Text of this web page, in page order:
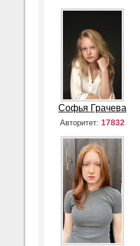
Софья Грачева
Авторитет: 17832